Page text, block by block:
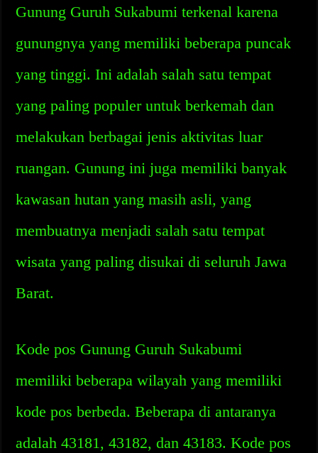
Gunung Guruh Sukabumi terkenal karena
gunungnya yang memiliki beberapa puncak
yang tinggi. Ini adalah salah satu tempat
yang paling populer untuk berkemah dan
melakukan berbagai jenis aktivitas luar
ruangan. Gunung ini juga memiliki banyak
kawasan hutan yang masih asli, yang
membuatnya menjadi salah satu tempat
wisata yang paling disukai di seluruh Jawa
Barat.
Kode pos Gunung Guruh Sukabumi
memiliki beberapa wilayah yang memiliki
kode pos berbeda. Beberapa di antaranya
adalah 43181, 43182, dan 43183. Kode pos